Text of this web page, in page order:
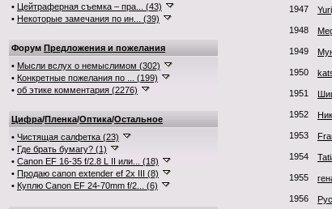
• Цейтраферная съемка – пра... (43)
• Некоторые замечания по ин... (39)
Форум Предложения и пожелания
• Мысли вслух о немыслимом (302)
• Конкретные пожелания по ... (199)
• об этике комментария (2276)
Цифра/Пленка/Оптика/Остальное
• Чистящая салфетка (23)
• Где брать бумагу? (1)
• Canon EF 16-35 f/2.8 L II или... (18)
• Продаю canon extender ef 2x III (8)
• Куплю Canon EF 24-70mm f/2... (6)
1947
1948
1949
1950
1951
1952
1953
1954
1955
1956